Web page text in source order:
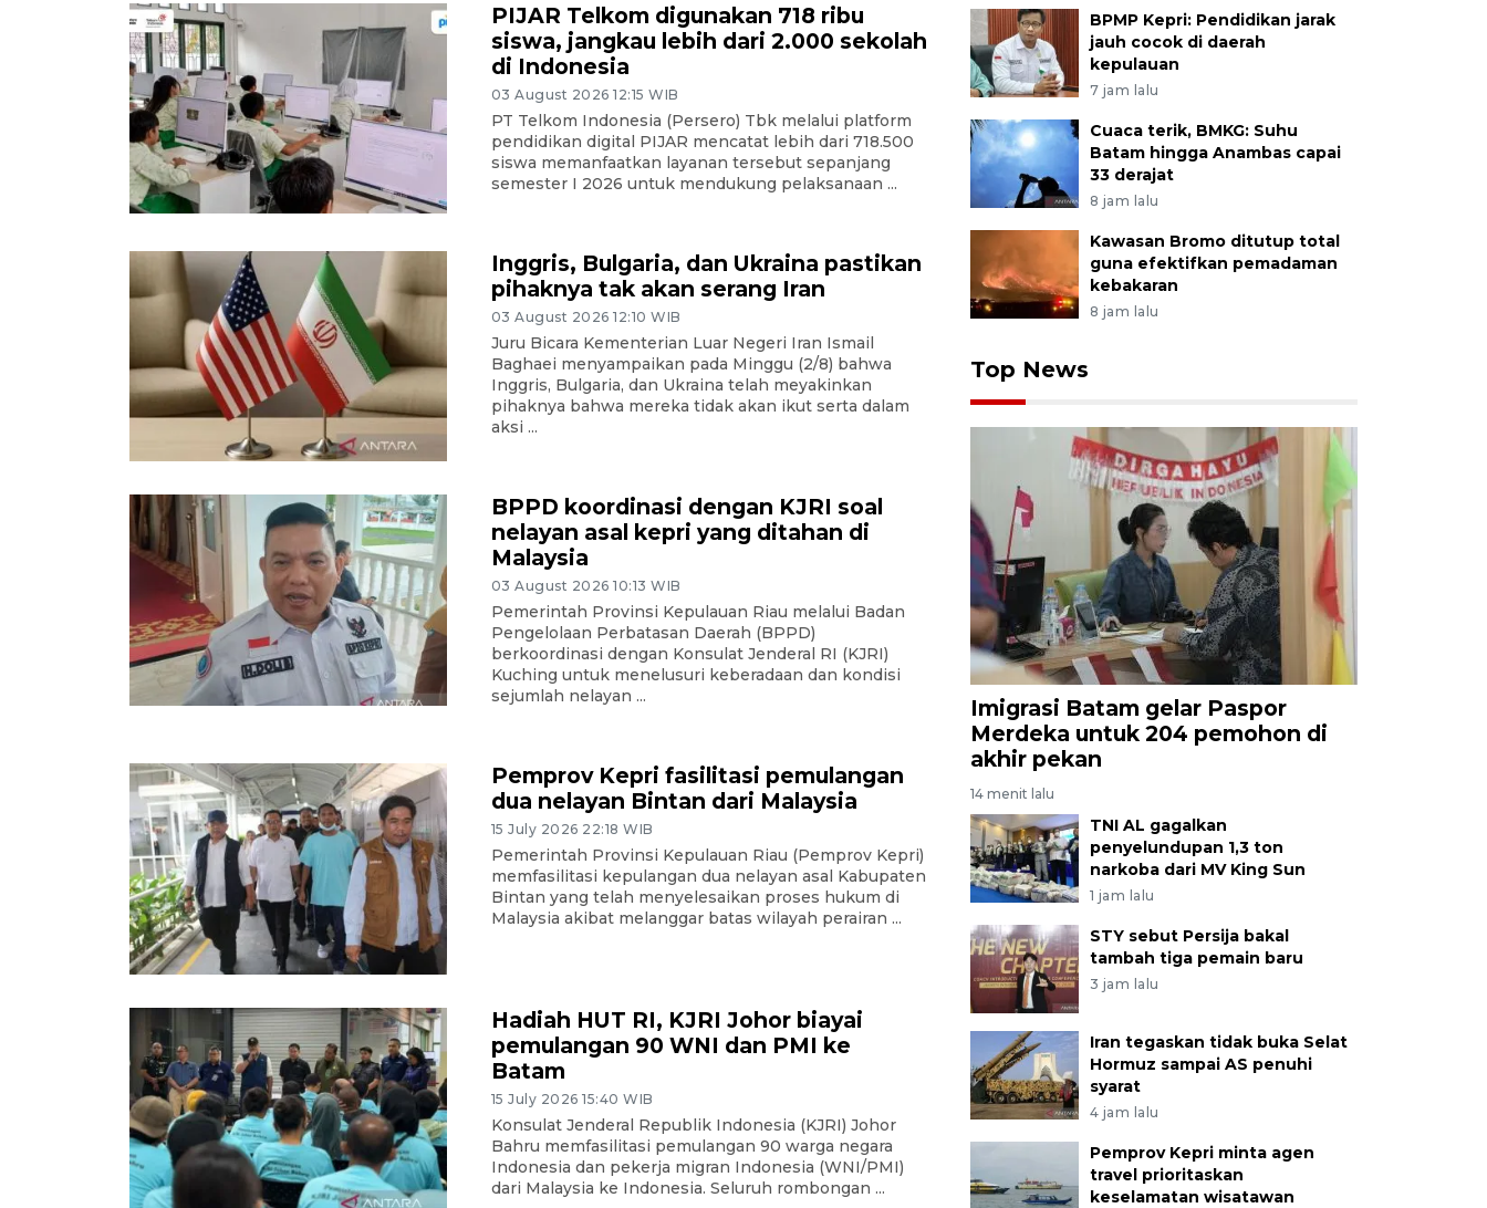
PIJAR Telkom digunakan 718 ribu
siswa, jangkau lebih dari 2.000 sekolah
di Indonesia
03 August 2026 12:15 WIB
PT Telkom Indonesia (Persero) Tbk melalui platform
pendidikan digital PIJAR mencatat lebih dari 718.500
siswa memanfaatkan layanan tersebut sepanjang
semester I 2026 untuk mendukung pelaksanaan ...
Inggris, Bulgaria, dan Ukraina pastikan
pihaknya tak akan serang Iran
03 August 2026 12:10 WIB
Juru Bicara Kementerian Luar Negeri Iran Ismail
Baghaei menyampaikan pada Minggu (2/8) bahwa
Inggris, Bulgaria, dan Ukraina telah meyakinkan
pihaknya bahwa mereka tidak akan ikut serta dalam
aksi ...
BPPD koordinasi dengan KJRI soal
nelayan asal kepri yang ditahan di
Malaysia
03 August 2026 10:13 WIB
Pemerintah Provinsi Kepulauan Riau melalui Badan
Pengelolaan Perbatasan Daerah (BPPD)
berkoordinasi dengan Konsulat Jenderal RI (KJRI)
Kuching untuk menelusuri keberadaan dan kondisi
sejumlah nelayan ...
Pemprov Kepri fasilitasi pemulangan
dua nelayan Bintan dari Malaysia
15 July 2026 22:18 WIB
Pemerintah Provinsi Kepulauan Riau (Pemprov Kepri)
memfasilitasi kepulangan dua nelayan asal Kabupaten
Bintan yang telah menyelesaikan proses hukum di
Malaysia akibat melanggar batas wilayah perairan ...
Hadiah HUT RI, KJRI Johor biayai
pemulangan 90 WNI dan PMI ke
Batam
15 July 2026 15:40 WIB
Konsulat Jenderal Republik Indonesia (KJRI) Johor
Bahru memfasilitasi pemulangan 90 warga negara
Indonesia dan pekerja migran Indonesia (WNI/PMI)
dari Malaysia ke Indonesia. Seluruh rombongan ...
BPMP Kepri: Pendidikan jarak
jauh cocok di daerah
kepulauan
7 jam lalu
Cuaca terik, BMKG: Suhu
Batam hingga Anambas capai
33 derajat
8 jam lalu
Kawasan Bromo ditutup total
guna efektifkan pemadaman
kebakaran
8 jam lalu
Top News
Imigrasi Batam gelar Paspor
Merdeka untuk 204 pemohon di
akhir pekan
14 menit lalu
TNI AL gagalkan
penyelundupan 1,3 ton
narkoba dari MV King Sun
1 jam lalu
STY sebut Persija bakal
tambah tiga pemain baru
3 jam lalu
Iran tegaskan tidak buka Selat
Hormuz sampai AS penuhi
syarat
4 jam lalu
Pemprov Kepri minta agen
travel prioritaskan
keselamatan wisatawan